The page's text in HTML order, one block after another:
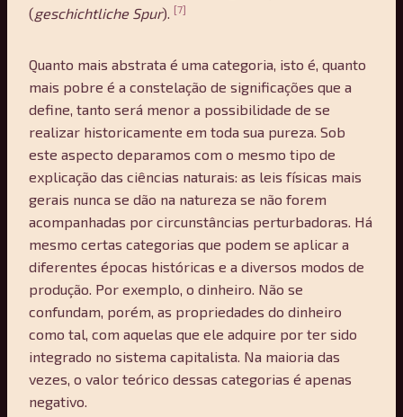
(geschichtliche Spur). [7]
Quanto mais abstrata é uma categoria, isto é, quanto
mais pobre é a constelação de significações que a
define, tanto será menor a possibilidade de se
realizar historicamente em toda sua pureza. Sob
este aspecto deparamos com o mesmo tipo de
explicação das ciências naturais: as leis físicas mais
gerais nunca se dão na natureza se não forem
acompanhadas por circunstâncias perturbadoras. Há
mesmo certas categorias que podem se aplicar a
diferentes épocas históricas e a diversos modos de
produção. Por exemplo, o dinheiro. Não se
confundam, porém, as propriedades do dinheiro
como tal, com aquelas que ele adquire por ter sido
integrado no sistema capitalista. Na maioria das
vezes, o valor teórico dessas categorias é apenas
negativo.